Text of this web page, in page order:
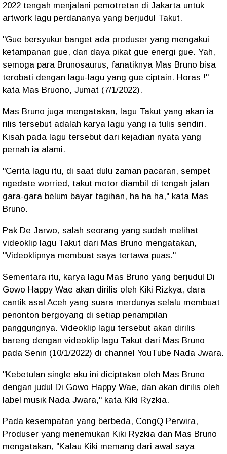
2022 tengah menjalani pemotretan di Jakarta untuk
artwork lagu perdananya yang berjudul Takut.
"Gue bersyukur banget ada produser yang mengakui
ketampanan gue, dan daya pikat gue energi gue. Yah,
semoga para Brunosaurus, fanatiknya Mas Bruno bisa
terobati dengan lagu-lagu yang gue ciptain. Horas !"
kata Mas Bruono, Jumat (7/1/2022).
Mas Bruno juga mengatakan, lagu Takut yang akan ia
rilis tersebut adalah karya lagu yang ia tulis sendiri.
Kisah pada lagu tersebut dari kejadian nyata yang
pernah ia alami.
"Cerita lagu itu, di saat dulu zaman pacaran, sempet
ngedate worried, takut motor diambil di tengah jalan
gara-gara belum bayar tagihan, ha ha ha," kata Mas
Bruno.
Pak De Jarwo, salah seorang yang sudah melihat
videoklip lagu Takut dari Mas Bruno mengatakan,
"Videoklipnya membuat saya tertawa puas."
Sementara itu, karya lagu Mas Bruno yang berjudul Di
Gowo Happy Wae akan dirilis oleh Kiki Rizkya, dara
cantik asal Aceh yang suara merdunya selalu membuat
penonton bergoyang di setiap penampilan
panggungnya. Videoklip lagu tersebut akan dirilis
bareng dengan videoklip lagu Takut dari Mas Bruno
pada Senin (10/1/2022) di channel YouTube Nada Jwara.
"Kebetulan single aku ini diciptakan oleh Mas Bruno
dengan judul Di Gowo Happy Wae, dan akan dirilis oleh
label musik Nada Jwara," kata Kiki Ryzkia.
Pada kesempatan yang berbeda, CongQ Perwira,
Produser yang menemukan Kiki Ryzkia dan Mas Bruno
mengatakan, "Kalau Kiki memang dari awal saya